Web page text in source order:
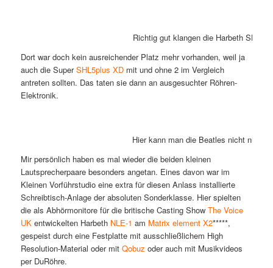
Richtig gut klangen die Harbeth
Dort war doch kein ausreichender Platz mehr vorhanden, weil ja
auch die SuperSHL5plus XDmit und ohne 2 im Vergleich
antreten sollten. Das taten sie dann an ausgesuchter Röhren-
Elektronik.
Hier kann man die Beatles nicht nur
Mir persönlich haben es mal wieder die beiden kleinen
Lautsprecherpaare besonders angetan. Eines davon war im
Kleinen Vorführstudio eine extra für diesen Anlass installierte
Schreibtisch-Anlage der absoluten Sonderklasse. Hier spielten
die als Abhörmonitore für die britische Casting Show The Voice
UKentwickelten Harbeth NLE-1 am Matrix element X2*****,
gespeist durch eine Festplatte mit ausschließlichem High
Resolution-Material oder mit Qobuz oder auch mit Musikvideos
per DuRöhre.